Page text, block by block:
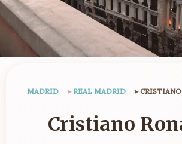
MADRID ▸ REAL MADRID ▸
Cristiano